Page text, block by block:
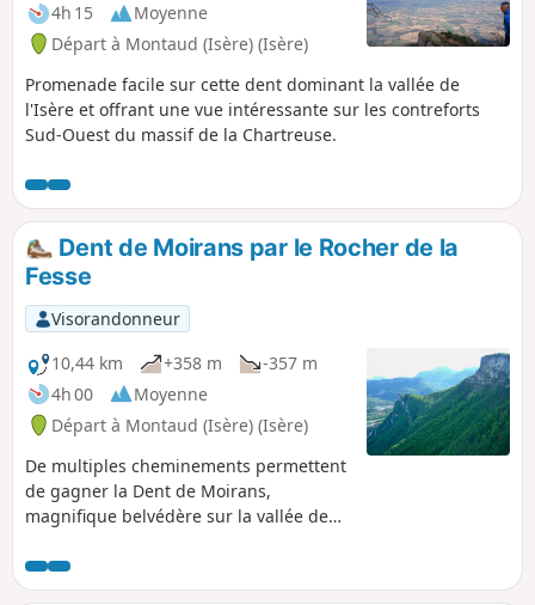
4h 15
Moyenne
Départ à Montaud (Isère) (Isère)
Promenade facile sur cette dent dominant la vallée de
l'Isère et offrant une vue intéressante sur les contreforts
Sud-Ouest du massif de la Chartreuse.
Dent de Moirans par le Rocher de la
Fesse
Visorandonneur
10,44 km
+358 m
-357 m
4h 00
Moyenne
Départ à Montaud (Isère) (Isère)
De multiples cheminements permettent
de gagner la Dent de Moirans,
magnifique belvédère sur la vallée de
passer par les falaises du Rocher de la
Fesse à la montée puis de redescendre